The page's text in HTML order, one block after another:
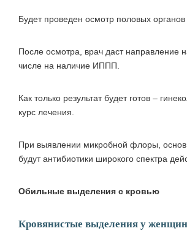
Будет проведен осмотр половых органов
После осмотра, врач даст направление
числе на наличие ИППП.
Как только результат будет готов –
курс лечения.
При выявлении микробной флоры,
будут антибиотики широкого спектра
Обильные выделения с кровью
Кровянистые выделения у